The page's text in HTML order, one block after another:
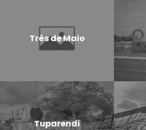
Três de Maio
Tuparendi